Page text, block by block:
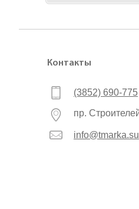
Контакты
(3852) 690-775
пр.
info@tmarka.su